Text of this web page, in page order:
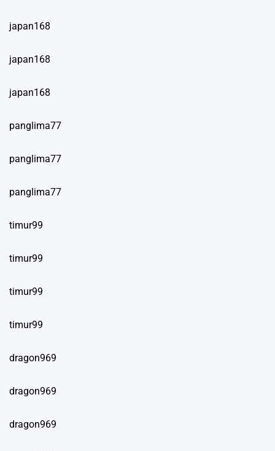
japan168
japan168
japan168
panglima77
panglima77
panglima77
timur99
timur99
timur99
timur99
dragon969
dragon969
dragon969